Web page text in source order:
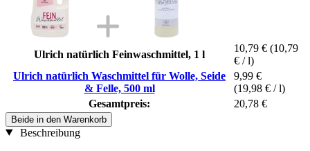
Ulrich natürlich Feinwaschmittel, 1 l
10,79 € (10,79
€ / l)
Ulrich natürlich Waschmittel für Wolle, Seide
& Felle, 500 ml
9,99 €
(19,98 € / l)
Gesamtpreis:
20,78 €
Beide in den Warenkorb
Beschreibung